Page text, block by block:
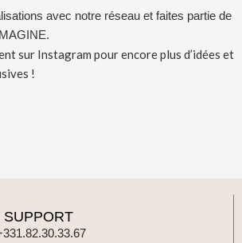
avec notre réseau et faites partie de
sur Instagram pour encore plus d’idées et
!
SUPPORT